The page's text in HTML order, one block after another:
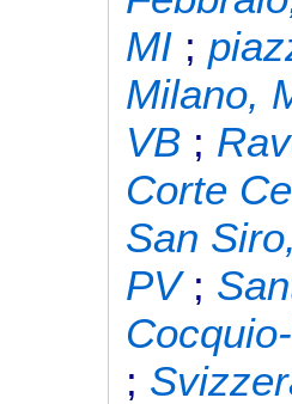
MI ;
Milano,
VB ;
Corte
San
PV;
;